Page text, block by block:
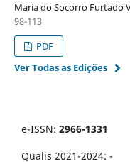
Maria do Socorro Furtado
98-113
PDF
Ver Todas as Edições
e-ISSN: 2966-1331
Qualis 2021-2024: -